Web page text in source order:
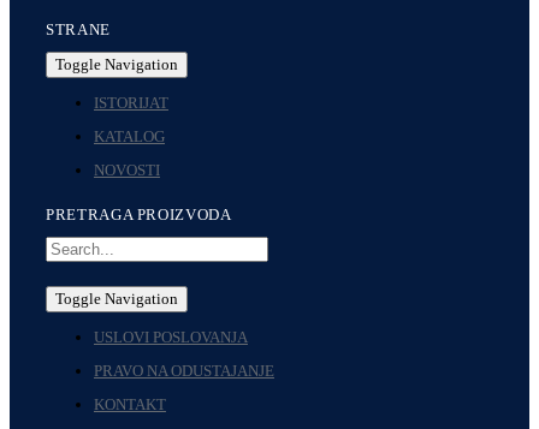
STRANE
Toggle Navigation
ISTORIJAT
KATALOG
NOVOSTI
PRETRAGA PROIZVODA
Toggle Navigation
USLOVI POSLOVANJA
PRAVO NA ODUSTAJANJE
KONTAKT